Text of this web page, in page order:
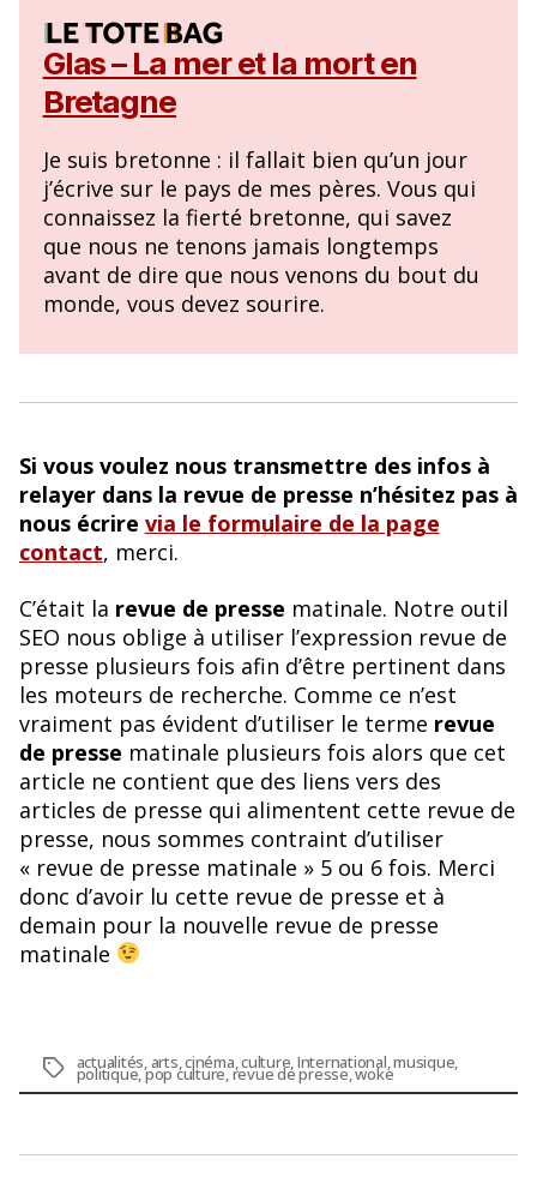
Glas – La mer et la mort en
Bretagne
Je suis bretonne : il fallait bien qu’un jour
j’écrive sur le pays de mes pères. Vous qui
connaissez la fierté bretonne, qui savez
que nous ne tenons jamais longtemps
avant de dire que nous venons du bout du
monde, vous devez sourire.
Si vous voulez nous transmettre des infos à
relayer dans la revue de presse n’hésitez pas à
nous écrire via le formulaire de la page
contact, merci.
C’était la revue de presse matinale. Notre outil
SEO nous oblige à utiliser l’expression revue de
presse plusieurs fois afin d’être pertinent dans
les moteurs de recherche. Comme ce n’est
vraiment pas évident d’utiliser le terme revue
de presse matinale plusieurs fois alors que cet
article ne contient que des liens vers des
articles de presse qui alimentent cette revue de
presse, nous sommes contraint d’utiliser
« revue de presse matinale » 5 ou 6 fois. Merci
donc d’avoir lu cette revue de presse et à
demain pour la nouvelle revue de presse
matinale
Étiquettes
actualités, arts,cinéma,culture,International,musique,
politique,pop culture,revue de presse,woke